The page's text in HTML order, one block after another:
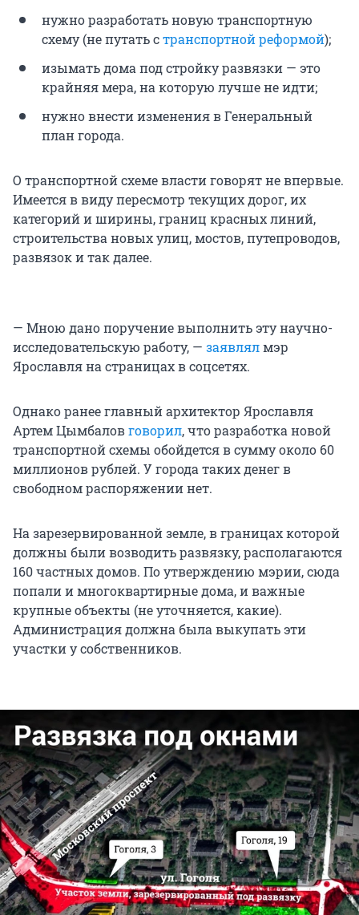
нужно разработать новую транспортную
схему (не путать странспортной реформой);
изымать дома под стройку развязки — это
крайняя мера, на которую лучше не идти;
нужно внести изменения в Генеральный
план города.
О транспортной схеме власти говорят не впервые.
Имеется в виду пересмотр текущих дорог, их
категорий и ширины, границ красных линий,
строительства новых улиц, мостов, путепроводов,
развязок и так далее.
— Мною дано поручение выполнить эту научно-
исследовательскую работу, — заявлялмэр
Ярославля на страницах в соцсетях.
Однако ранее главный архитектор Ярославля
Артем Цымбаловговорил, что разработка новой
транспортной схемы обойдется в сумму около 60
миллионов рублей. У города таких денег в
свободном распоряжении нет.
На зарезервированной земле, в границах которой
должны были возводить развязку, располагаются
160 частных домов. По утверждению мэрии, сюда
попали и многоквартирные дома, и важные
крупные объекты (не уточняется, какие).
Администрация должна была выкупать эти
участки у собственников.